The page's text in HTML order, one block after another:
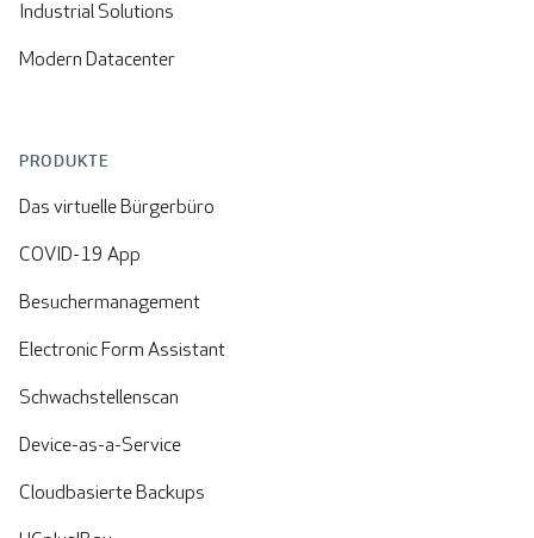
Industrial Solutions
Modern Datacenter
PRODUKTE
Das virtuelle Bürgerbüro
COVID-19 App
Besuchermanagement
Electronic Form Assistant
Schwachstellenscan
Device-as-a-Service
Cloudbasierte Backups